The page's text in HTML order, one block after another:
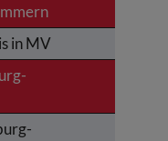
in MV